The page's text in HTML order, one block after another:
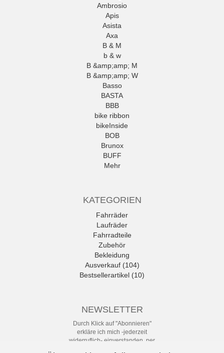
Ambrosio
Apis
Asista
Axa
B & M
b & w
B &amp;amp; M
B &amp;amp; W
Basso
BASTA
BBB
bike ribbon
bikeInside
BOB
Brunox
BUFF
Mehr
KATEGORIEN
Fahrräder
Laufräder
Fahrradteile
Zubehör
Bekleidung
Ausverkauf (104)
Bestsellerartikel (10)
NEWSLETTER
Durch Klick auf "Abonnieren"
erkläre ich mich -jederzeit
widerruflich- einverstanden, per